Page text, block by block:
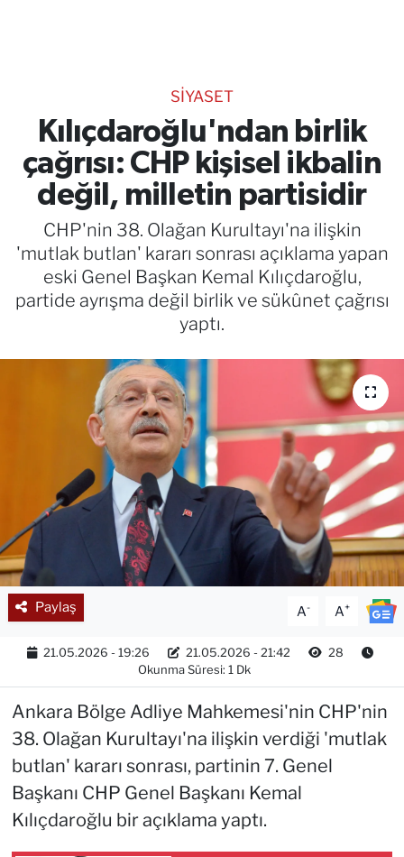
SİYASET
Kılıçdaroğlu'ndan birlik
çağrısı: CHP kişisel ikbalin
değil, milletin partisidir
CHP'nin 38. Olağan Kurultayı'na ilişkin
'mutlak butlan' kararı sonrası açıklama yapan
eski Genel Başkan Kemal Kılıçdaroğlu,
partide ayrışma değil birlik ve sükûnet çağrısı
yaptı.
Paylaş A- A+
21.05.2026 - 19:26 21.05.2026 - 21:42
28
Okunma Süresi: 1 Dk
Ankara Bölge Adliye Mahkemesi'nin CHP'nin
38. Olağan Kurultayı'na ilişkin verdiği 'mutlak
butlan' kararı sonrası, partinin 7. Genel
Başkanı CHP Genel Başkanı Kemal
Kılıçdaroğlu bir açıklama yaptı.
RESMİ İLANLAR
Gencsesfm Canlı Dinle